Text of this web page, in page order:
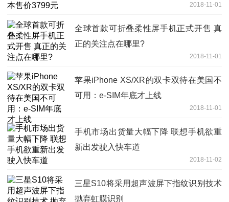
2018-11-01
全球首款可折叠柔性屏手机正式开售 真
正的关注点在哪里?
2018-11-01
苹果iPhone XS/XR的双卡双待在美国不
可用：e-SIM年底才上线
2018-11-01
手机市场出货量大幅下降 联想手机欲重
新出发驶入快车道
2018-11-02
三星S10将采用超声波屏下指纹识别技术
抛弃虹膜识别